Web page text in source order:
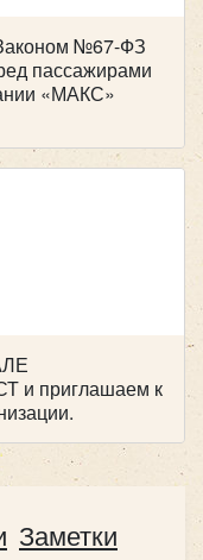
№67-ФЗ
пассажирами
«МАКС»
и приглашаем к
Заметки